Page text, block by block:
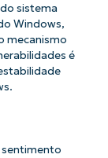
sistema
Windows,
mecanismo
é
sentimento